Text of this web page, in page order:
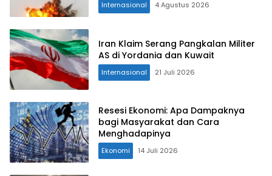
Internasional 4 Agustus 2026
Iran Klaim Serang Pangkalan Militer
AS di Yordania dan Kuwait
Internasional 21 Juli 2026
Resesi Ekonomi: Apa Dampaknya
bagi Masyarakat dan Cara
Menghadapinya
Ekonomi 14 Juli 2026